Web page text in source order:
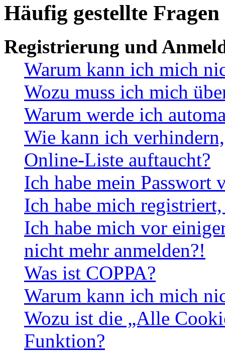
Häufig gestellte Fragen
Registrierung und
Warum kann ich mich
Wozu muss ich mich
Warum werde ich
Wie kann ich
Online-Liste auftaucht?
Ich habe mein Passwort
Ich habe mich
Ich habe mich vor
nicht mehr anmelden?!
Was ist COPPA?
Warum kann ich mich
Wozu ist die „Alle
Funktion?